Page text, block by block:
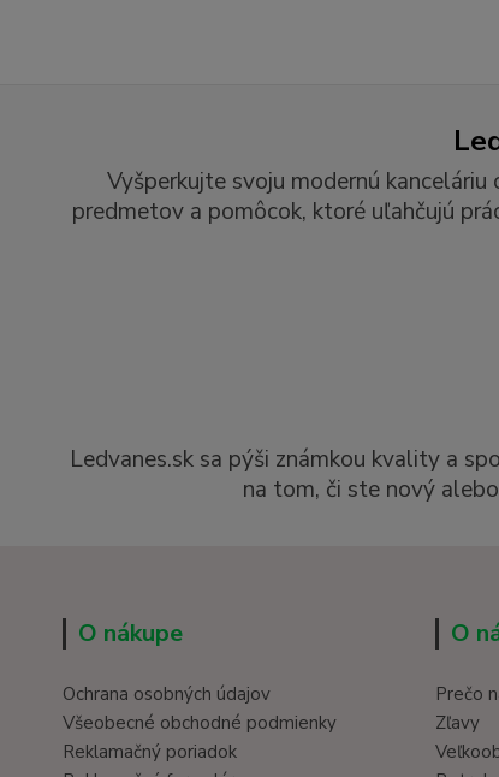
Vyšperkujte svoju modernú
predmetov a pomôcok, ktoré uľahčujú
Ledvanes.sk sa pýši známkou kvality a
na tom, či ste nový
O nákupe
Ochrana osobných údajov
Všeobecné obchodné podmienky
Reklamačný poriadok
O
Prečo
Zľavy